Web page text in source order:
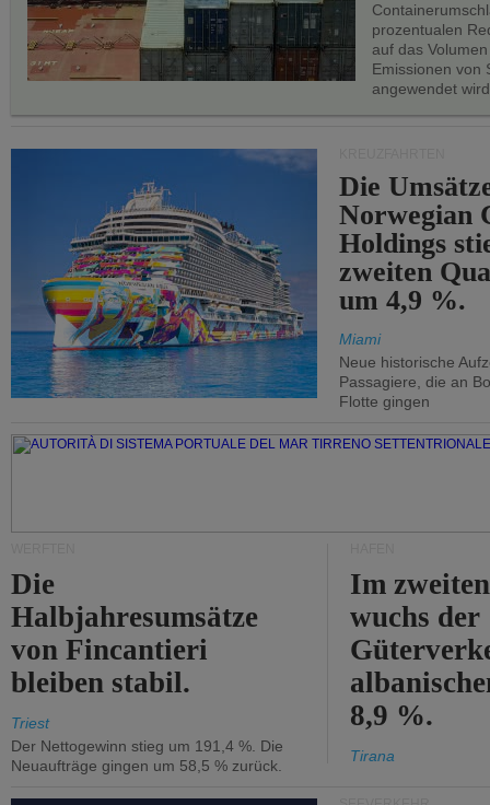
prozentualen
auf das
Emissionen von
angewendet
Die
Norwegian
Holdings
zweiten
um 4,9 %.
Miami
Neue historische
Passagiere, die an
Flotte gingen
Die
Halbjahresumsätze
von Fincantieri
bleiben stabil.
Triest
Der Nettogewinn stieg um 191,4 %. Die
Neuaufträge gingen um 58,5 % zurück.
Im
wuchs der
8,9 %.
Tirana